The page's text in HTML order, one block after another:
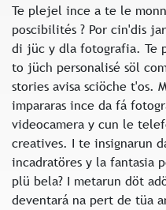
Te plejel ince a te le
poscibilités ? Por cin'dis
di jüc y dla fotografia. Te
to jüch personalisé söl
stories avisa sciöche t'os.
impararas ince da fá
videocamera y cun le
creatives. I te insignarun
incadratöres y la fantasia
plü bela? I metarun döt
deventará na pert de tüa